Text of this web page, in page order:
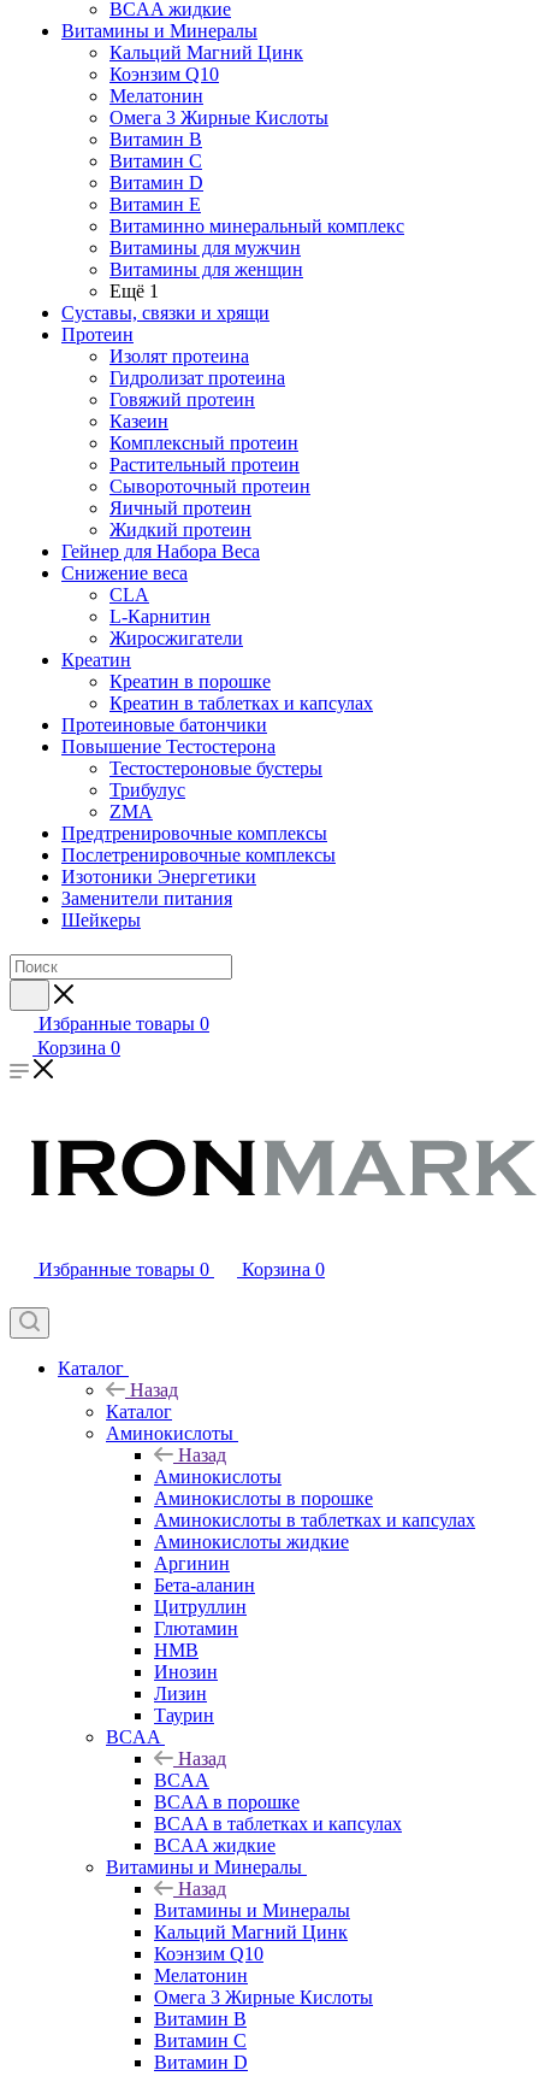
BCAA жидкие
Витамины и Минералы
Кальций Магний Цинк
Коэнзим Q10
Мелатонин
Омега 3 Жирные Кислоты
Витамин B
Витамин C
Витамин D
Витамин E
Витаминно минеральный комплекс
Витамины для мужчин
Витамины для женщин
Ещё 1
Суставы, связки и хрящи
Протеин
Изолят протеина
Гидролизат протеина
Говяжий протеин
Казеин
Комплексный протеин
Растительный протеин
Сывороточный протеин
Яичный протеин
Жидкий протеин
Гейнер для Набора Веса
Снижение веса
CLA
L-Карнитин
Жиросжигатели
Креатин
Креатин в порошке
Креатин в таблетках и капсулах
Протеиновые батончики
Повышение Тестостерона
Тестостероновые бустеры
Трибулус
ZMA
Предтренировочные комплексы
Послетренировочные комплексы
Изотоники Энергетики
Заменители питания
Шейкеры
Избранные товары 0
Корзина 0
Избранные товары 0 Корзина 0
Каталог
Назад
Каталог
Аминокислоты
Назад
Аминокислоты
Аминокислоты в порошке
Аминокислоты в таблетках и капсулах
Аминокислоты жидкие
Аргинин
Бета-аланин
Цитруллин
Глютамин
HMB
Инозин
Лизин
Таурин
BCAA
Назад
BCAA
BCAA в порошке
BCAA в таблетках и капсулах
BCAA жидкие
Витамины и Минералы
Назад
Витамины и Минералы
Кальций Магний Цинк
Коэнзим Q10
Мелатонин
Омега 3 Жирные Кислоты
Витамин B
Витамин C
Витамин D